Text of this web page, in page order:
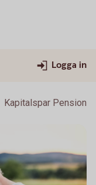
Logga in
Kapitalspar Pension